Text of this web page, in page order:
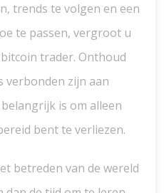
trends te volgen en een
te passen, vergroot u
trader. Onthoud
verbonden zijn aan
is om alleen
bent te verliezen.
betreden van de wereld